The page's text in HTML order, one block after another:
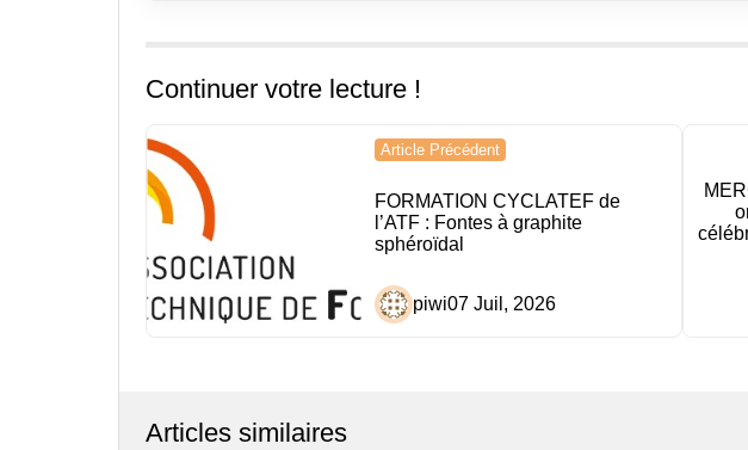
Continuer votre lecture !
Navigation
de
l’article
Article Précédent
FORMATION CYCLATEF de
l’ATF : Fontes à graphite
sphéroïdal
piwi07 Juil, 2026
Articles similaires